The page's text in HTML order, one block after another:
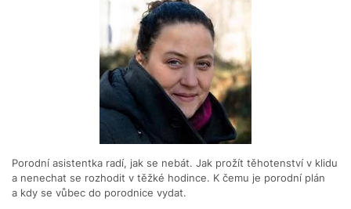
Porodní asistentka radí, jak se nebát. Jak prožít těhotenství v klidu
a nenechat se rozhodit v těžké hodince. K čemu je porodní plán
a kdy se vůbec do porodnice vydat.